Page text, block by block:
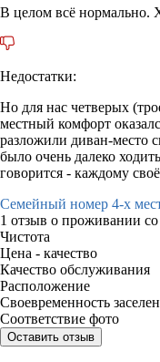
В целом всё нормально.
Недостатки:
Но для нас четверых
местный комфорт
разложили диван-место
было очень далеко
говорится - каждому
Семейный номер 4-х
1 отзыв о проживании со
Чистота
Цена - качество
Качество обслуживания
Расположение
Своевременность
Соответствие фото
Оставить отзыв